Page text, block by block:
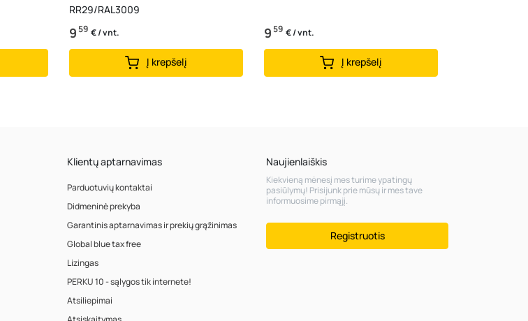
RR29/RAL3009
959 € / vnt.
Į krepšelį
959 € / vnt.
Į krepšelį
Klientų aptarnavimas
Parduotuvių kontaktai
Didmeninė prekyba
Garantinis aptarnavimas ir prekių grąžinimas
Global blue tax free
Lizingas
PERKU 10 - sąlygos tik internete!
Atsiliepimai
Naujienlaiškis
Kiekvieną mėnesį mes turime ypatingų
pasiūlymų! Prisijunk prie mūsų ir mes tave
informuosime pirmąjį.
Registruotis